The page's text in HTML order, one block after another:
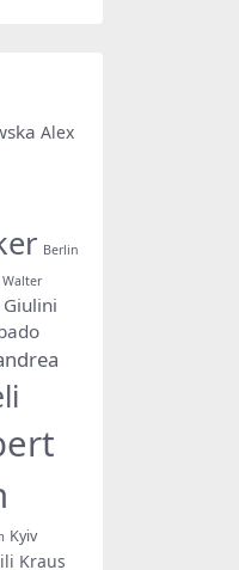
Alex
Berlin
Kyiv
Kraus